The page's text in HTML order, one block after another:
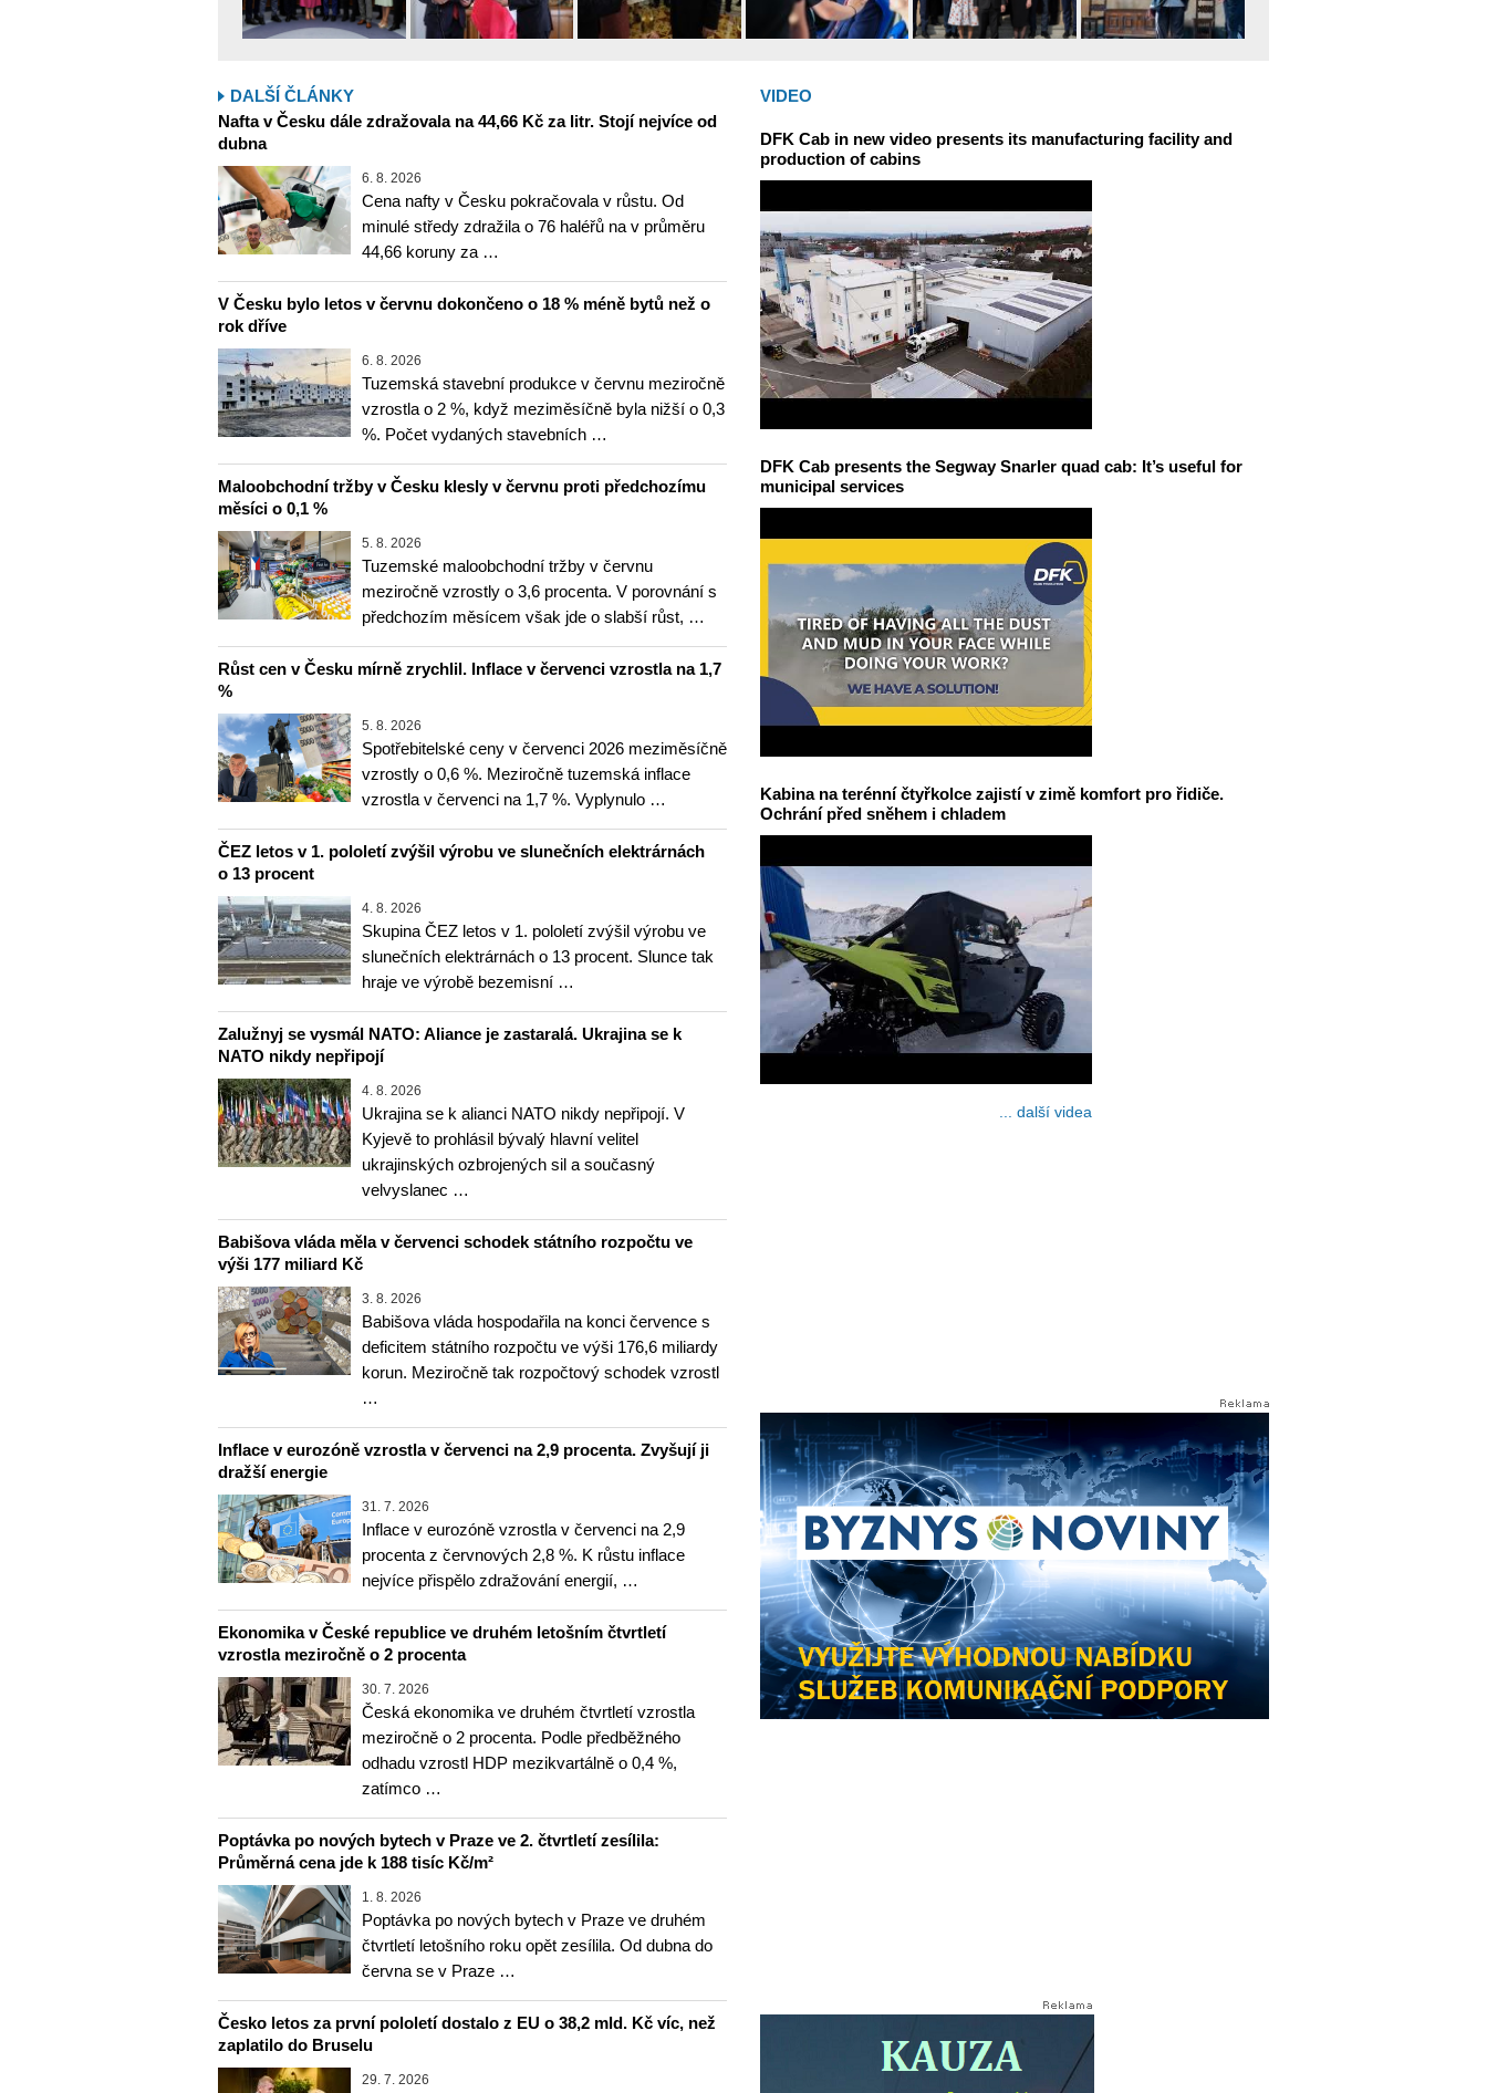
DALŠÍ ČLÁNKY
Nafta v Česku dále zdražovala na 44,66 Kč za litr. Stojí nejvíce od
dubna
6. 8. 2026
Cena nafty v Česku pokračovala v růstu. Od
minulé středy zdražila o 76 haléřů na v průměru
44,66 koruny za …
V Česku bylo letos v červnu dokončeno o 18 % méně bytů než o
rok dříve
6. 8. 2026
Tuzemská stavební produkce v červnu meziročně
vzrostla o 2 %, když meziměsíčně byla nižší o 0,3
%. Počet vydaných stavebních …
Maloobchodní tržby v Česku klesly v červnu proti předchozímu
měsíci o 0,1 %
5. 8. 2026
Tuzemské maloobchodní tržby v červnu
meziročně vzrostly o 3,6 procenta. V porovnání s
předchozím měsícem však jde o slabší růst, …
Růst cen v Česku mírně zrychlil. Inflace v červenci vzrostla na 1,7
%
5. 8. 2026
Spotřebitelské ceny v červenci 2026 meziměsíčně
vzrostly o 0,6 %. Meziročně tuzemská inflace
vzrostla v červenci na 1,7 %. Vyplynulo …
ČEZ letos v 1. pololetí zvýšil výrobu ve slunečních elektrárnách
o 13 procent
4. 8. 2026
Skupina ČEZ letos v 1. pololetí zvýšil výrobu ve
slunečních elektrárnách o 13 procent. Slunce tak
hraje ve výrobě bezemisní …
Zalužnyj se vysmál NATO: Aliance je zastaralá. Ukrajina se k
NATO nikdy nepřipojí
4. 8. 2026
Ukrajina se k alianci NATO nikdy nepřipojí. V
Kyjevě to prohlásil bývalý hlavní velitel
ukrajinských ozbrojených sil a současný
velvyslanec …
Babišova vláda měla v červenci schodek státního rozpočtu ve
výši 177 miliard Kč
3. 8. 2026
Babišova vláda hospodařila na konci července s
deficitem státního rozpočtu ve výši 176,6 miliardy
korun. Meziročně tak rozpočtový schodek vzrostl
…
Inflace v eurozóně vzrostla v červenci na 2,9 procenta. Zvyšují ji
dražší energie
31. 7. 2026
Inflace v eurozóně vzrostla v červenci na 2,9
procenta z červnových 2,8 %. K růstu inflace
nejvíce přispělo zdražování energií, …
Ekonomika v České republice ve druhém letošním čtvrtletí
vzrostla meziročně o 2 procenta
30. 7. 2026
Česká ekonomika ve druhém čtvrtletí vzrostla
meziročně o 2 procenta. Podle předběžného
odhadu vzrostl HDP mezikvartálně o 0,4 %,
zatímco …
Poptávka po nových bytech v Praze ve 2. čtvrtletí zesílila:
Průměrná cena jde k 188 tisíc Kč/m²
1. 8. 2026
Poptávka po nových bytech v Praze ve druhém
čtvrtletí letošního roku opět zesílila. Od dubna do
června se v Praze …
Česko letos za první pololetí dostalo z EU o 38,2 mld. Kč víc, než
zaplatilo do Bruselu
29. 7. 2026
VIDEO
DFK Cab in new video presents its manufacturing facility and
production of cabins
DFK Cab presents the Segway Snarler quad cab: It’s useful for
municipal services
Kabina na terénní čtyřkolce zajistí v zimě komfort pro řidiče.
Ochrání před sněhem i chladem
... další videa